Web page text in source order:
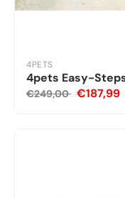
4PETS
4pets Easy-
€249,00 €187,99